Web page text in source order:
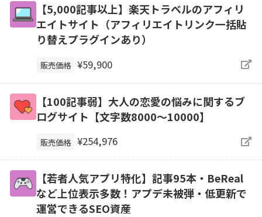
【5,000記事以上】楽天トラベルのアフィリ
エイトサイト（アフィリエイトリンク一括貼
り替えプラグインあり）
販売価格 ¥59,900
【100記事弱】大人の恋愛の悩みに関するブ
ログサイト【文字数8000〜10000】
販売価格 ¥254,976
【若者人気アプリ特化】記事95本・BeReal
など上位表示多数！アプデ未被弾・低更新で
運営できるSEO資産